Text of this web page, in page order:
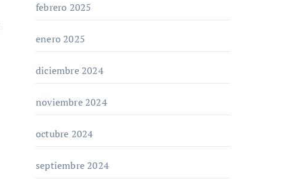
febrero 2025
enero 2025
diciembre 2024
noviembre 2024
octubre 2024
septiembre 2024